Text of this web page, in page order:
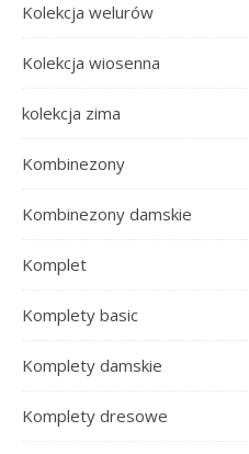
Kolekcja welurów
Kolekcja wiosenna
kolekcja zima
Kombinezony
Kombinezony damskie
Komplet
Komplety basic
Komplety damskie
Komplety dresowe